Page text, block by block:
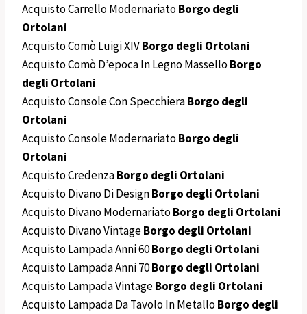
Acquisto Carrello ModernariatoBorgo degli
Ortolani
Acquisto Comò Luigi XIVBorgo degli Ortolani
Acquisto Comò D’epoca In Legno MasselloBorgo
degli Ortolani
Acquisto Console Con SpecchieraBorgo degli
Ortolani
Acquisto Console ModernariatoBorgo degli
Ortolani
Acquisto CredenzaBorgo degli Ortolani
Acquisto Divano Di DesignBorgo degli Ortolani
Acquisto Divano ModernariatoBorgo degli Ortolani
Acquisto Divano VintageBorgo degli Ortolani
Acquisto Lampada Anni 60Borgo degli Ortolani
Acquisto Lampada Anni 70Borgo degli Ortolani
Acquisto Lampada VintageBorgo degli Ortolani
Acquisto Lampada Da Tavolo In MetalloBorgo degli